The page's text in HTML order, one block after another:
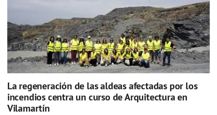
La regeneración de las aldeas afectadas por los
incendios centra un curso de Arquitectura en
Vilamartín